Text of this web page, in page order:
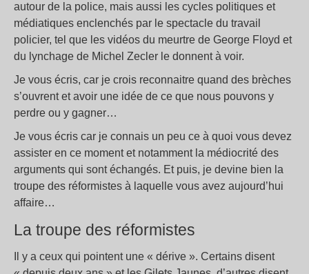
autour de la police, mais aussi les cycles politiques et
médiatiques enclenchés par le spectacle du travail
policier, tel que les vidéos du meurtre de George Floyd et
du lynchage de Michel Zecler le donnent à voir.
Je vous écris, car je crois reconnaitre quand des brèches
s’ouvrent et avoir une idée de ce que nous pouvons y
perdre ou y gagner…
Je vous écris car je connais un peu ce à quoi vous devez
assister en ce moment et notamment la médiocrité des
arguments qui sont échangés. Et puis, je devine bien la
troupe des réformistes à laquelle vous avez aujourd’hui
affaire…
La troupe des réformistes
Il y a ceux qui pointent une « dérive ». Certains disent